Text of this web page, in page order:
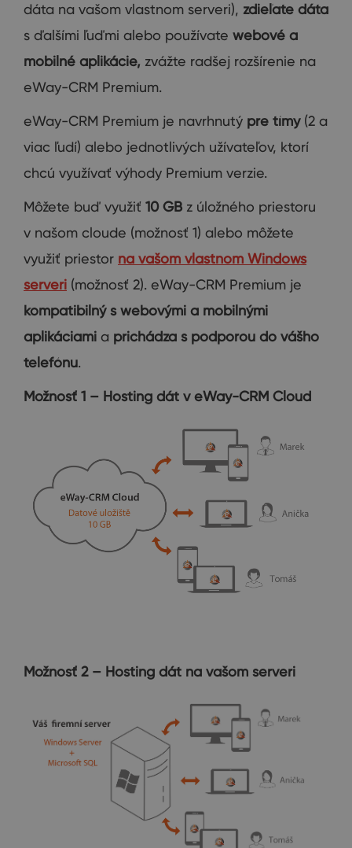
dáta na vašom vlastnom serveri), zdieľate dáta
s ďalšími ľuďmi alebo používate webové a
mobilné aplikácie, zvážte radšej rozšírenie na
eWay-CRM Premium.
eWay-CRM Premium je navrhnutý pre tímy (2 a
viac ľudí) alebo jednotlivých užívateľov, ktorí
chcú využívať výhody Premium verzie.
Môžete buď využiť 10 GB z úložného priestoru
v našom cloude (možnosť 1) alebo môžete
využiť priestor na vašom vlastnom Windows
serveri (možnosť 2). eWay-CRM Premium je
kompatibilný s webovými a mobilnými
aplikáciami a prichádza s podporou do vášho
telefónu.
Možnosť 1 – Hosting dát v eWay-CRM Cloud
Možnosť 2 – Hosting dát na vašom serveri